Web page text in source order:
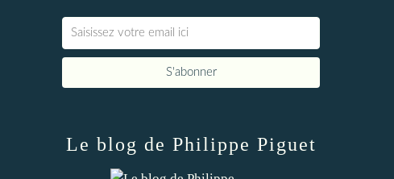
Le blog de Philippe Piguet